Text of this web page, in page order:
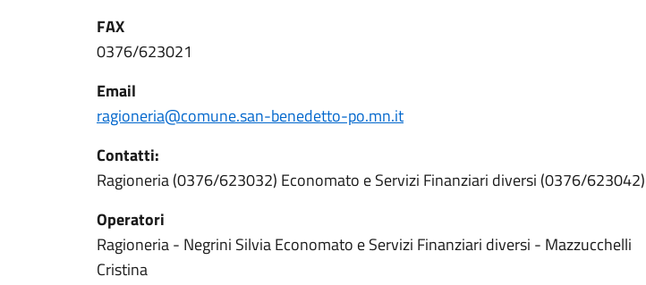
FAX
0376/623021
Email
ragioneria@comune.san-benedetto-po.mn.it
Contatti:
Ragioneria (0376/623032) Economato e Servizi Finanziari diversi (0376/623042)
Operatori
Ragioneria - Negrini Silvia Economato e Servizi Finanziari diversi - Mazzucchelli
Cristina